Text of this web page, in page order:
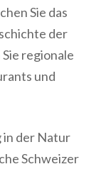
Sie das
der
regionale
und
in der Natur
Schweizer